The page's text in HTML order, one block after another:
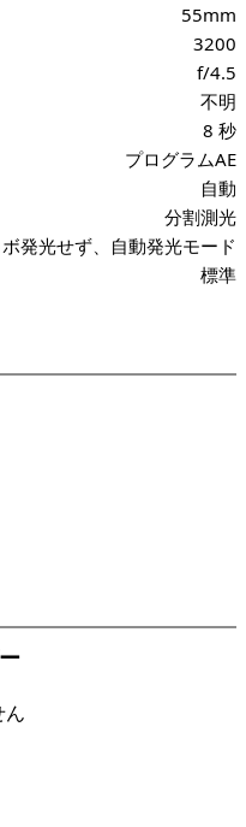
55mm
3200
f/4.5
不明
8 秒
プログラムAE
自動
分割測光
発光せず、自動発光モード
標準
ん